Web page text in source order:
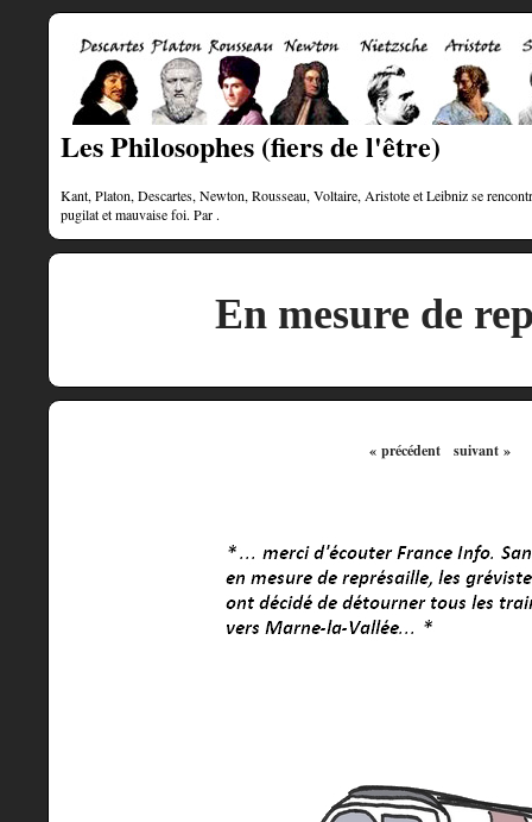
Les Philosophes (fiers de l'être)
Kant, Platon, Descartes, Newton, Rousseau, Voltaire, Aristote et Leibniz se
pugilat et mauvaise foi. Par .
En mesure de
« précédent suivant »